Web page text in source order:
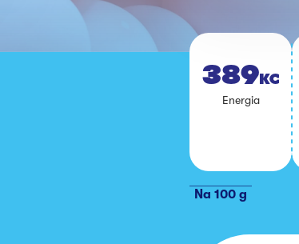
389 KCAL
Ener­gia
Na 100 g